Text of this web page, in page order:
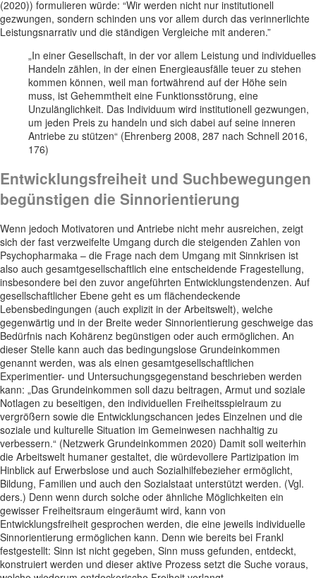
(2020)) formulieren würde: “Wir werden nicht nur institutionell
gezwungen, sondern schinden uns vor allem durch das verinnerlichte
Leistungsnarrativ und die ständigen Vergleiche mit anderen.”
„In einer Gesellschaft, in der vor allem Leistung und individuelles
Handeln zählen, in der einen Energieausfälle teuer zu stehen
kommen können, weil man fortwährend auf der Höhe sein
muss, ist Gehemmtheit eine Funktionsstörung, eine
Unzulänglichkeit. Das Individuum wird institutionell gezwungen,
um jeden Preis zu handeln und sich dabei auf seine inneren
Antriebe zu stützen“ (Ehrenberg 2008, 287 nach Schnell 2016,
176)
Entwicklungsfreiheit und Suchbewegungen
begünstigen die Sinnorientierung
Wenn jedoch Motivatoren und Antriebe nicht mehr ausreichen, zeigt
sich der fast verzweifelte Umgang durch die steigenden Zahlen von
Psychopharmaka – die Frage nach dem Umgang mit Sinnkrisen ist
also auch gesamtgesellschaftlich eine entscheidende Fragestellung,
insbesondere bei den zuvor angeführten Entwicklungstendenzen. Auf
gesellschaftlicher Ebene geht es um flächendeckende
Lebensbedingungen (auch explizit in der Arbeitswelt), welche
gegenwärtig und in der Breite weder Sinnorientierung geschweige das
Bedürfnis nach Kohärenz begünstigen oder auch ermöglichen. An
dieser Stelle kann auch das bedingungslose Grundeinkommen
genannt werden, was als einen gesamtgesellschaftlichen
Experimentier- und Untersuchungsgegenstand beschrieben werden
kann: „Das Grundeinkommen soll dazu beitragen, Armut und soziale
Notlagen zu beseitigen, den individuellen Freiheitsspielraum zu
vergrößern sowie die Entwicklungschancen jedes Einzelnen und die
soziale und kulturelle Situation im Gemeinwesen nachhaltig zu
verbessern.“ (Netzwerk Grundeinkommen 2020) Damit soll weiterhin
die Arbeitswelt humaner gestaltet, die würdevollere Partizipation im
Hinblick auf Erwerbslose und auch Sozialhilfebezieher ermöglicht,
Bildung, Familien und auch den Sozialstaat unterstützt werden. (Vgl.
ders.) Denn wenn durch solche oder ähnliche Möglichkeiten ein
gewisser Freiheitsraum eingeräumt wird, kann von
Entwicklungsfreiheit gesprochen werden, die eine jeweils individuelle
Sinnorientierung ermöglichen kann. Denn wie bereits bei Frankl
festgestellt: Sinn ist nicht gegeben, Sinn muss gefunden, entdeckt,
konstruiert werden und dieser aktive Prozess setzt die Suche voraus,